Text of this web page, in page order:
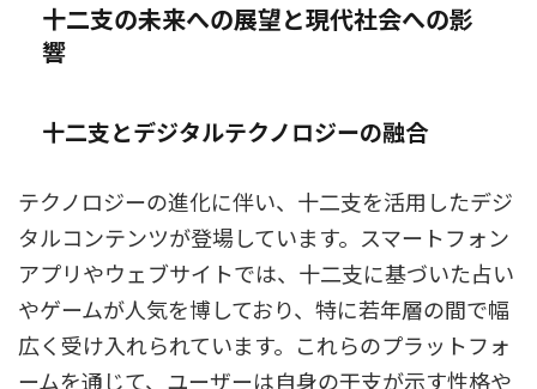
十二支の未来への展望と現代社会への影
響
十二支とデジタルテクノロジーの融合
テクノロジーの進化に伴い、十二支を活用したデジ
タルコンテンツが登場しています。スマートフォン
アプリやウェブサイトでは、十二支に基づいた占い
やゲームが人気を博しており、特に若年層の間で幅
広く受け入れられています。これらのプラットフォ
ームを通じて、ユーザーは自身の干支が示す性格や